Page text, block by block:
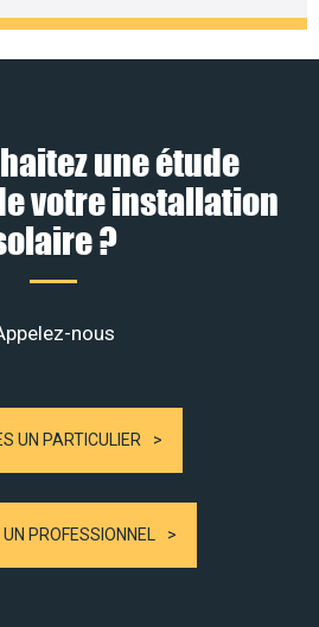
une étude
votre installation
?
nous
UN PARTICULIER
PROFESSIONNEL